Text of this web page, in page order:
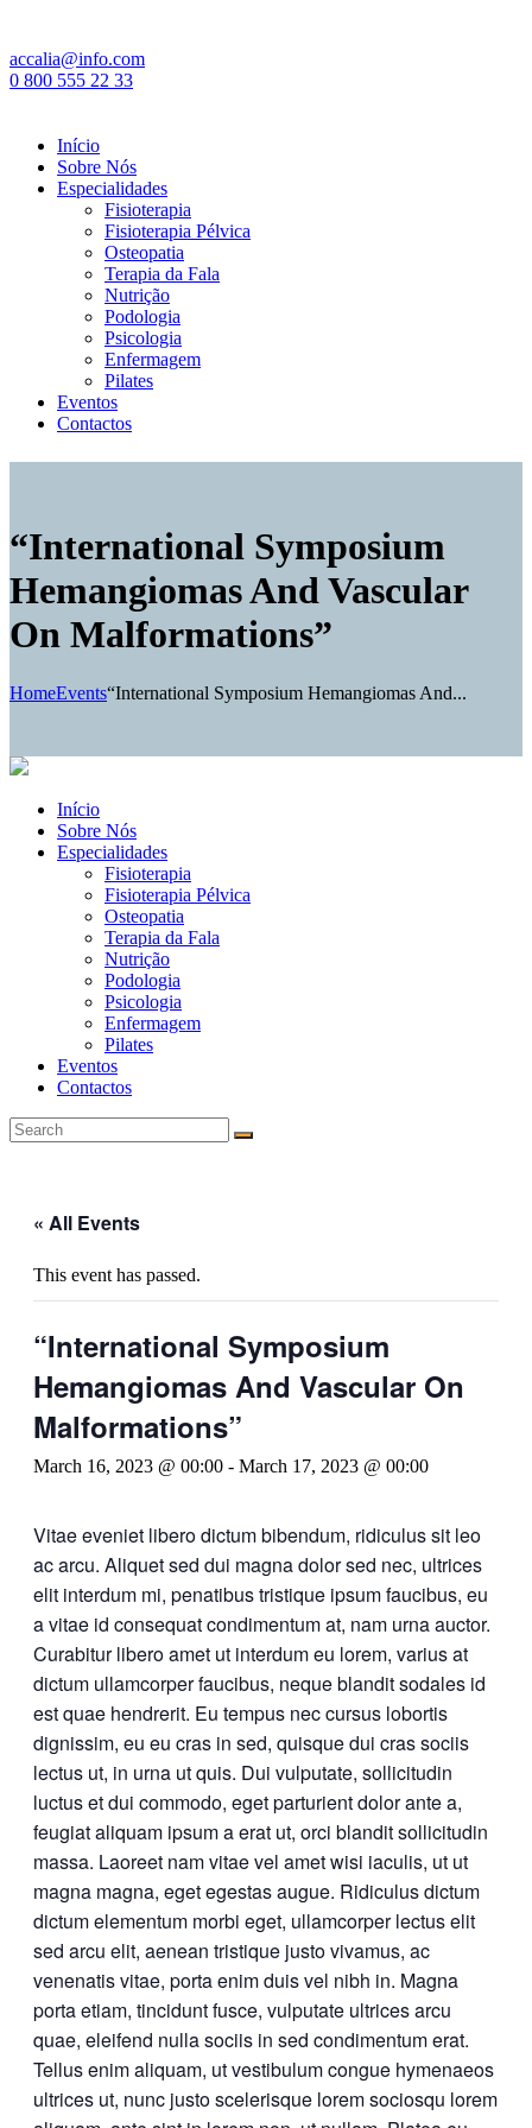
accalia@info.com
0 800 555 22 33
Início
Sobre Nós
Especialidades
Fisioterapia
Fisioterapia Pélvica
Osteopatia
Terapia da Fala
Nutrição
Podologia
Psicologia
Enfermagem
Pilates
Eventos
Contactos
“International Symposium
Hemangiomas And Vascular
On Malformations”
HomeEvents“International Symposium Hemangiomas And...
Início
Sobre Nós
Especialidades
Fisioterapia
Fisioterapia Pélvica
Osteopatia
Terapia da Fala
Nutrição
Podologia
Psicologia
Enfermagem
Pilates
Eventos
Contactos
« All Events
This event has passed.
“International Symposium
Hemangiomas And Vascular On
Malformations”
March 16, 2023 @ 00:00 - March 17, 2023 @ 00:00
Vitae eveniet libero dictum bibendum, ridiculus sit leo
ac arcu. Aliquet sed dui magna dolor sed nec, ultrices
elit interdum mi, penatibus tristique ipsum faucibus, eu
a vitae id consequat condimentum at, nam urna auctor.
Curabitur libero amet ut interdum eu lorem, varius at
dictum ullamcorper faucibus, neque blandit sodales id
est quae hendrerit. Eu tempus nec cursus lobortis
dignissim, eu eu cras in sed, quisque dui cras sociis
lectus ut, in urna ut quis. Dui vulputate, sollicitudin
luctus et dui commodo, eget parturient dolor ante a,
feugiat aliquam ipsum a erat ut, orci blandit sollicitudin
massa. Laoreet nam vitae vel amet wisi iaculis, ut ut
magna magna, eget egestas augue. Ridiculus dictum
dictum elementum morbi eget, ullamcorper lectus elit
sed arcu elit, aenean tristique justo vivamus, ac
venenatis vitae, porta enim duis vel nibh in. Magna
porta etiam, tincidunt fusce, vulputate ultrices arcu
quae, eleifend nulla sociis in sed condimentum erat.
Tellus enim aliquam, ut vestibulum congue hymenaeos
ultrices ut, nunc justo scelerisque lorem sociosqu lorem